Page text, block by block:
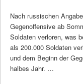
Nach russischen
Gegenoffensive ab
Soldaten verloren, was
als 200.000 Soldaten
und dem Beginn der
halbes Jahr. …